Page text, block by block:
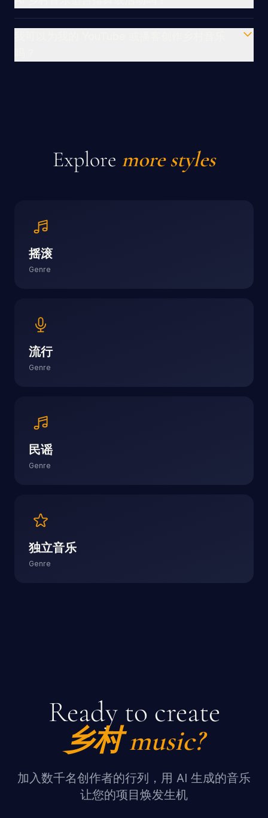
Explore more styles
摇滚
Genre
流行
Genre
民谣
Genre
独立音乐
Genre
Ready to create
乡村music?
加入数千名创作者的行列，用 AI 生成的音乐
让您的项目焕发生机